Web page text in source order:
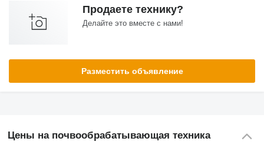
Продаете технику?
Делайте это вместе с нами!
Разместить объявление
Цены на почвообрабатывающая техника